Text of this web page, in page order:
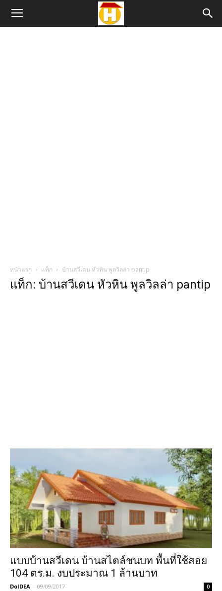
หน้าแรก แท็ก บ้านสวีเดน หัวหิน พูลวิลล่า pantip
แท็ก: บ้านสวีเดน หัวหิน พูลวิลล่า pantip
แบบบ้านสวีเดน บ้านสไตล์ชนบท พื้นที่ใช้สอย
104 ตร.ม. งบประมาณ 1 ล้านบาท
DoIDEA - 09/09/2017 0